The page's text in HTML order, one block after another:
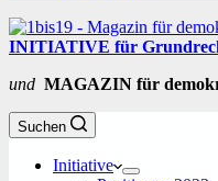
INITIATIVE für
und MAGAZIN für
Suchen
Initiative